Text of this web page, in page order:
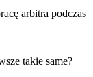
arbitra podczas
takie same?